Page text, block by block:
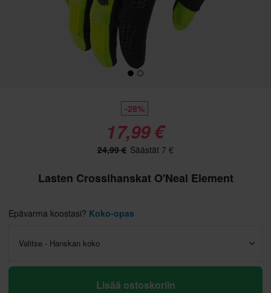
-28%
17,99 €
24,99 € Säästät 7 €
Lasten Crossihanskat O'Neal Element
Epävarma koostasi? Koko-opas
Valitse - Hanskan koko
Lisää ostoskoriin